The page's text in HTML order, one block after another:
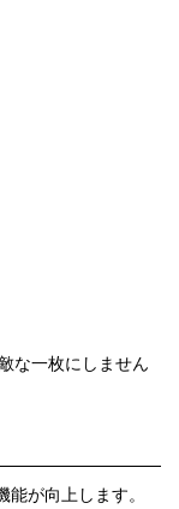
な一枚にしません
が向上します。